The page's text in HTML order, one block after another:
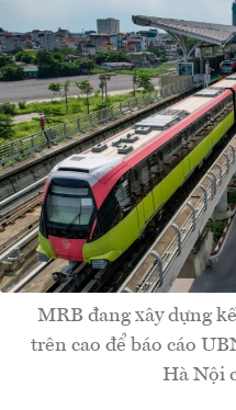
MRB đang xây dựng
trên cao để báo cáo
Hà Nội